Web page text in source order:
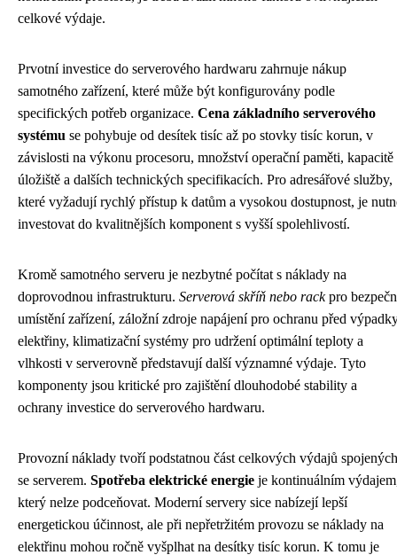
celkové výdaje.
Prvotní investice do serverového hardwaru zahrnuje nákup
samotného zařízení, které může být konfigurovány podle
specifických potřeb organizace. Cena základního serverového
systému se pohybuje od desítek tisíc až po stovky tisíc korun, v
závislosti na výkonu procesoru, množství operační paměti, kapacitě
úložiště a dalších technických specifikacích. Pro adresářové služby,
které vyžadují rychlý přístup k datům a vysokou dostupnost, je
investovat do kvalitnějších komponent s vyšší spolehlivostí.
Kromě samotného serveru je nezbytné počítat s náklady na
doprovodnou infrastrukturu. Serverová skříň nebo rackpro
umístění zařízení, záložní zdroje napájení pro ochranu před
elektřiny, klimatizační systémy pro udržení optimální teploty a
vlhkosti v serverovně představují další významné výdaje. Tyto
komponenty jsou kritické pro zajištění dlouhodobé stability a
ochrany investice do serverového hardwaru.
Provozní náklady tvoří podstatnou část celkových výdajů spojených
se serverem. Spotřeba elektrické energie je kontinuálním
který nelze podceňovat. Moderní servery sice nabízejí lepší
energetickou účinnost, ale při nepřetržitém provozu se náklady na
elektřinu mohou ročně vyšplhat na desítky tisíc korun. K tomu je